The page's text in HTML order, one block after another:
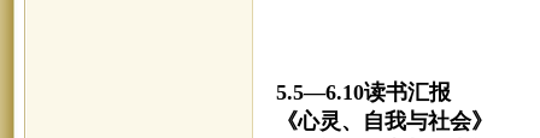
5.5—6.10读书汇报
《心灵、自我与社